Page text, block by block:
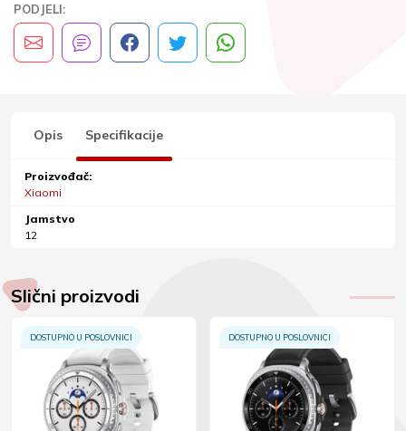
PODJELI:
Opis Specifikacije
Proizvođač:
Xiaomi
Jamstvo
12
Slični proizvodi
DOSTUPNO U POSLOVNICI DOSTUPNO U POSLOVNICI